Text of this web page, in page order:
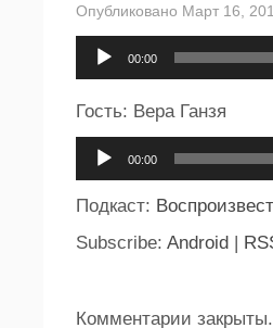
Опубликовано Март 16,
00:00
Гость: Вера Ганзя
00:00
Подкаст:
Subscribe: Android |
Комментарии закрыты.